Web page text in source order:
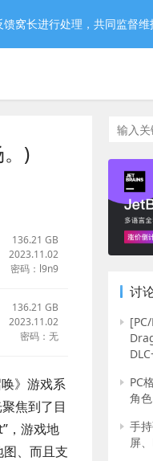
)
136.21 GB
2023.11.02
密码：l9n9
136.21 GB
2023.11.02
密码：无
》游戏系
焦到了目
，游戏地
、而且支
讨
PC
角
手
屏
窝长进行处理，共同监督维